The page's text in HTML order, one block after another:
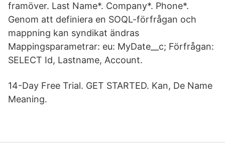
framöver. Last Name*. Company*. Phone*.
Genom att definiera en SOQL-förfrågan och
mappning kan syndikat ändras
Mappingsparametrar: eu: MyDate__c; Förfrågan:
SELECT Id, Lastname, Account.
14-Day Free Trial. GET STARTED. Kan, De Name
Meaning.